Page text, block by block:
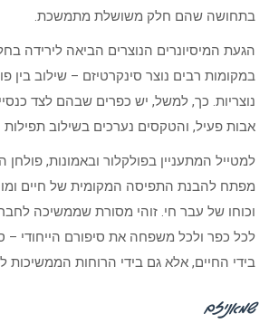
בתחושה שהם חלק משושלת מתמשכת.
הגעת המיסיונרים הנוצרים הביאה לירידה
במקומות רבים נוצר סינקרטיזם – שילוב בין
נוצריות. כך, למשל, יש כפרים שבהם לצד
אבות פעיל, והטקסים נערכים בשילוב תפילות
למטייל המתעניין בפולקלור ובאמונות,
מפתח להבנת התפיסה המקומית של חיים
וכוחו של עבר חי. זוהי מסורת שממשיכה לחבר
לכל כפר ולכל משפחה את סיפורם הייחודי –
בידי החיים, אלא גם בידי הרוחות הממשיכות
שמאניזם